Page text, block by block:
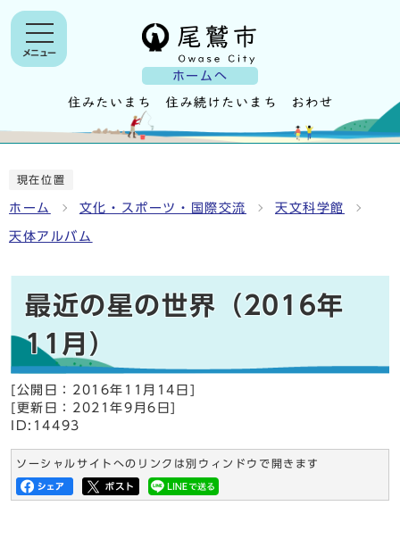
ホームへ
メニュー
現在位置
ホーム 文化・スポーツ・国際交流 天文科学館
天体アルバム
最近の星の世界（2016年
11月）
[公開日： 2016年11月14日
[更新日： 2021年9月6日
ID:14493
ソーシャルサイトへのリンクは別ウィンドウで開きます